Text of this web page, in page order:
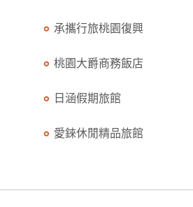
承攜行旅桃園復興
桃園大爵商務飯店
日涵假期旅館
愛錸休閒精品旅館